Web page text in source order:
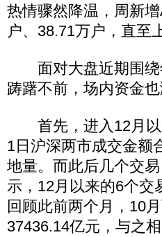
热情骤然降温，周新
户、38.71万户，直至
面对大盘近期围绕
踌躇不前，场内资金也
首先，进入12月以
1日沪深两市成交金额
地量。而此后几个交
示，12月以来的6个交
回顾此前两个月，10
37436.14亿元，与之